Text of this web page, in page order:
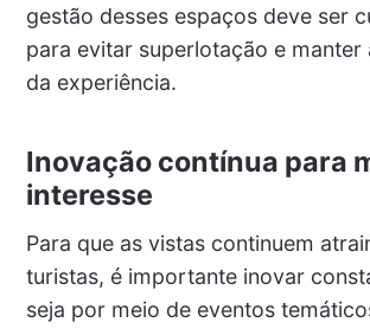
gestão desses espaços deve ser
para evitar superlotação e manter
da experiência.
Inovação contínua para
interesse
Para que as vistas continuem
turistas, é importante inovar
seja por meio de eventos